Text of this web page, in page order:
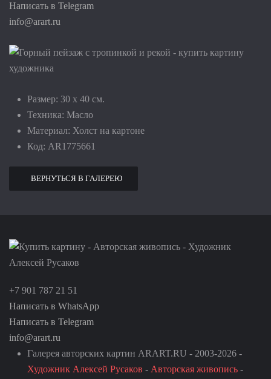
Написать в Telegram
info@arart.ru
Размер: 30 х 40 см.
Техника: Масло
Материал: Холст на картоне
Код: AR1775661
ВЕРНУТЬСЯ В ГАЛЕРЕЮ
+7 901 787 21 51
Написать в WhatsApp
Написать в Telegram
info@arart.ru
Галерея авторских картин ARART.RU - 2003-2026 -
Художник Алексей Русаков - Авторская живопись -